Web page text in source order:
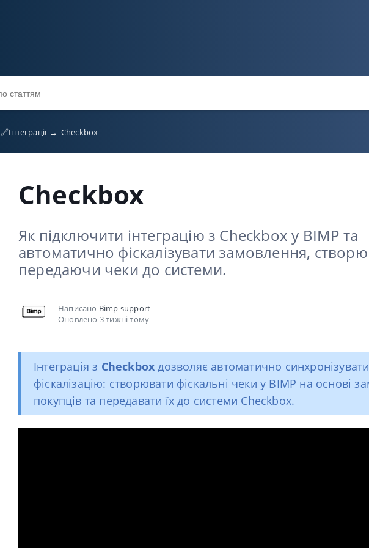
🔗Інтеграції → Checkbox
Checkbox
Як підключити інтеграцію з Checkbox у BIMP та
автоматично фіскалізувати замовлення,
передаючи чеки до системи.
Написано Bimp support
Оновлено 3 тижні тому
Інтеграція з Checkbox дозволяє автоматично синхронізувати
фіскалізацію: створювати фіскальні чеки у BIMP на основі
покупців та передавати їх до системи Checkbox.